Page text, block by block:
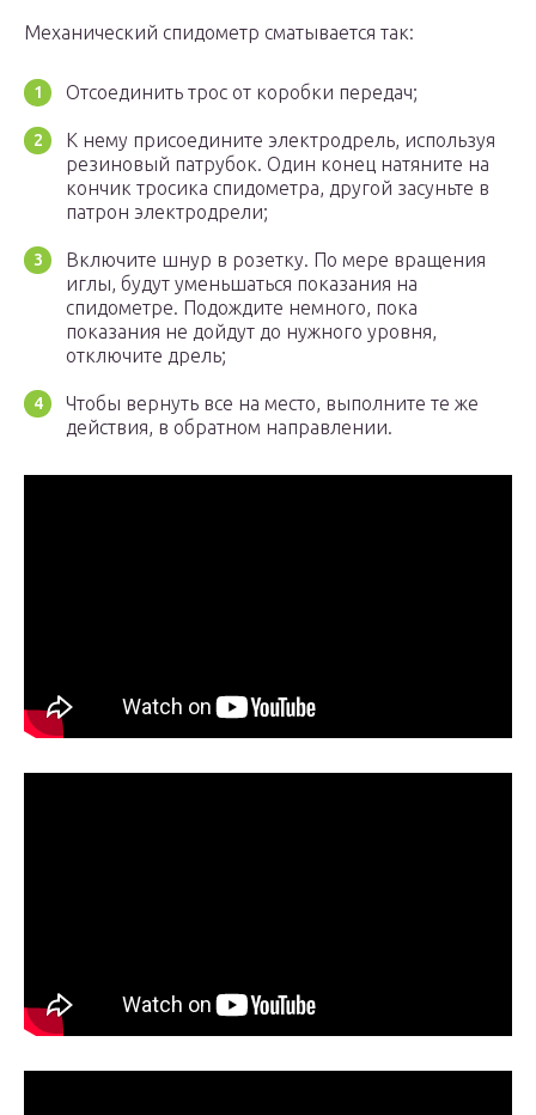
Механический спидометр сматывается так:
Отсоединить трос от коробки передач;
К нему присоедините электродрель, используя
резиновый патрубок. Один конец натяните на
кончик тросика спидометра, другой засуньте в
патрон электродрели;
Включите шнур в розетку. По мере вращения
иглы, будут уменьшаться показания на
спидометре. Подождите немного, пока
показания не дойдут до нужного уровня,
отключите дрель;
Чтобы вернуть все на место, выполните те же
действия, в обратном направлении.